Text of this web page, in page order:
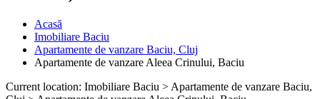
Acasă
Imobiliare Baciu
Apartamente de vanzare Baciu, Cluj
Apartamente de vanzare Aleea Crinului, Baciu
Current location: Imobiliare Baciu > Apartamente de vanzare Baciu,